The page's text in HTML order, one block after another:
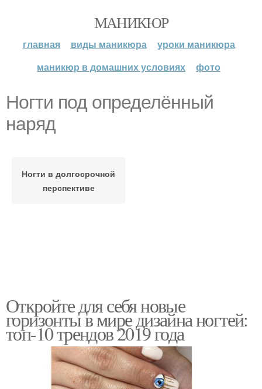
МАНИКЮР
главная виды маникюра
уроки маникюра
маникюр в домашних условиях
фото
Ногти под определённый
наряд
Ногти в долгосрочной
перспективе
Откройте для себя новые
горизонты в мире дизайна ногтей:
топ-10 трендов 2019 года